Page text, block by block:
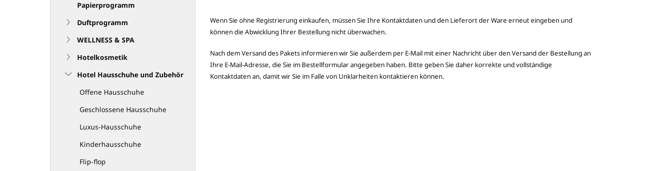
Papierprogramm
Duftprogramm
WELLNESS & SPA
Hotelkosmetik
Hotel Hausschuhe und Zubehör
Offene Hausschuhe
Geschlossene Hausschuhe
Luxus-Hausschuhe
Kinderhausschuhe
Flip-flop
Wenn Sie ohne Registrierung einkaufen, müssen Sie Ihre Kontaktdaten und den Lieferort der Ware erneut eingeben und
können die Abwicklung Ihrer Bestellung nicht überwachen.
Nach dem Versand des Pakets informieren wir Sie außerdem per E-Mail mit einer Nachricht über den Versand der Bestellung an
Ihre E-Mail-Adresse, die Sie im Bestellformular angegeben haben. Bitte geben Sie daher korrekte und vollständige
Kontaktdaten an, damit wir Sie im Falle von Unklarheiten kontaktieren können.